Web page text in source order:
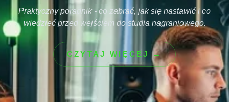
Praktyczny poradnik - co zabrać, jak się nastawić i co
wiedzieć przed wejściem do studia nagraniowego.
CZYTAJ WIĘCEJ →